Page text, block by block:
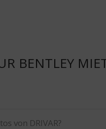
BENTLEY
von DRIVAR?